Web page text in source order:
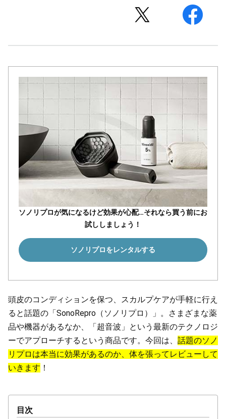
ソノリプロが気になるけど効果が心配…それなら買う前にお
試ししましょう！
ソノリプロをレンタルする
頭皮のコンディションを保つ、スカルプケアが手軽に行え
ると話題の「SonoRepro（ソノリプロ）」。さまざまな薬
品や機器があるなか、「超音波」という最新のテクノロジ
ーでアプローチするという商品です。今回は、 話題のソノ
リプロは本当に効果があるのか、体を張ってレビューして
いきます ！
目次